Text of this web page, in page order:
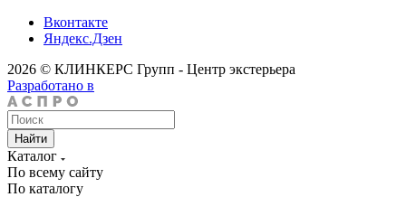
Вконтакте
Яндекс.Дзен
2026 © КЛИНКЕРС Групп - Центр экстерьера
Разработано в
Найти
Каталог
По всему сайту
По каталогу